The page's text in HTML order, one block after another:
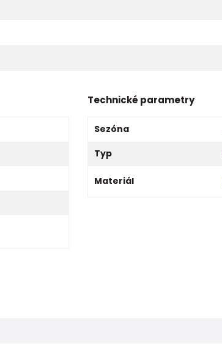
Technické parametry
Sezóna
Typ
Materiál